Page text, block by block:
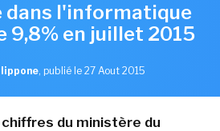
dans l'informatique
9,8% en juillet 2015
, publié le 27 Aout 2015
du ministère du